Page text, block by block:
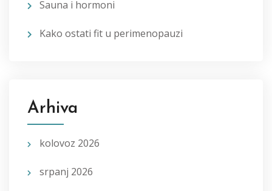
Sauna i hormoni
Kako ostati fit u perimenopauzi
Arhiva
kolovoz 2026
srpanj 2026